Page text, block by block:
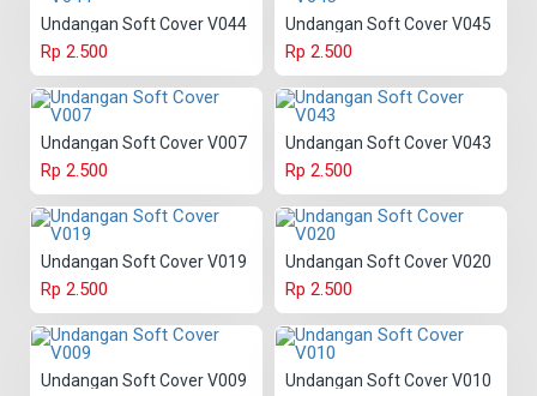
Undangan Soft Cover V044
Rp 2.500
Undangan Soft Cover V045
Rp 2.500
Undangan Soft Cover V007
Rp 2.500
Undangan Soft Cover V043
Rp 2.500
Undangan Soft Cover V019
Rp 2.500
Undangan Soft Cover V020
Rp 2.500
Undangan Soft Cover V009 Undangan Soft Cover V010